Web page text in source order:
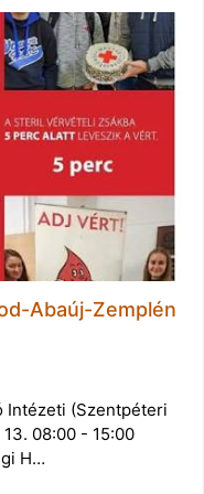
Abaúj-Zemplén
Intézeti (Szentpéteri
08:00 - 15:00
H…